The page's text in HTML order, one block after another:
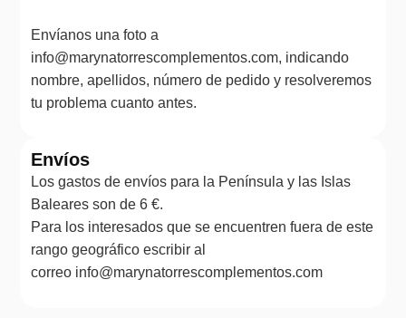
Envíanos una foto a
info@marynatorrescomplementos.com, indicando
nombre, apellidos, número de pedido y resolveremos
tu problema cuanto antes.
Envíos
Los gastos de envíos para la Península y las Islas
Baleares son de 6 €.
Para los interesados que se encuentren fuera de este
rango geográfico escribir al
correo info@marynatorrescomplementos.com